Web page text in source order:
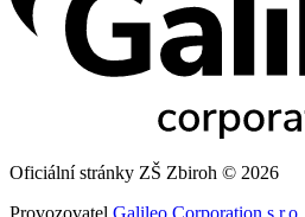
Oficiální stránky ZŠ Zbiroh © 2026
Provozovatel Galileo Corporation s.r.o.